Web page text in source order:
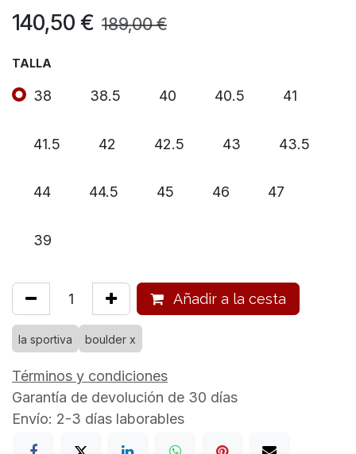
140,50 € 189,00€
TALLA
38 38.5 40 40.5 41
41.5 42 42.5 43 43.5
44 44.5 45 46 47
39
Añadir a la cesta
la sportiva boulder x
Términos y condiciones
Garantía de devolución de 30 días
Envío: 2-3 días laborables